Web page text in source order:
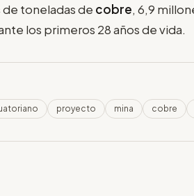
toneladas de cobre, 6,9
los primeros 28 años de vida.
proyecto mina cobre